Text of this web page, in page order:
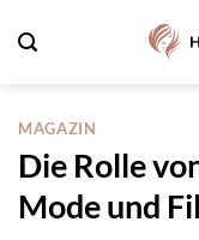
Inhalt
MAGAZIN
Die Rolle
Mode und